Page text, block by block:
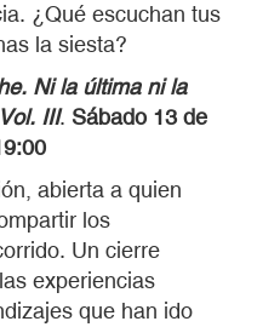
¿Qué escuchan tus
la siesta?
Ni la última ni la
III. Sábado 13 de
abierta a quien
los
Un cierre
experiencias
que han ido